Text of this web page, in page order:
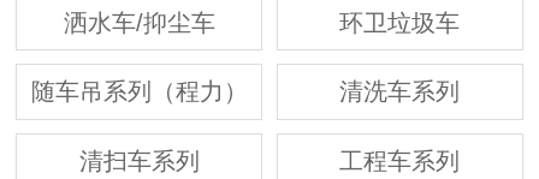
洒水车/抑尘车 环卫垃圾车
随车吊系列（程力） 清洗车系列
清扫车系列 工程车系列